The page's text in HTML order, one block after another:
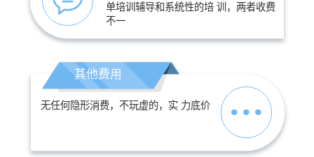
单培训辅导和系统性的培 训，两者收费
不一
其他费用
无任何隐形消费，不玩虚的，实 力底价